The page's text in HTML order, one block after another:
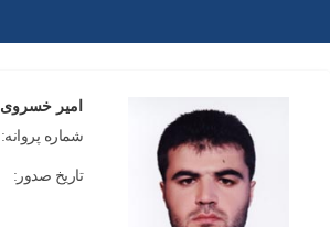
امیر خسروی
شماره پروانه:
تاریخ صدور: